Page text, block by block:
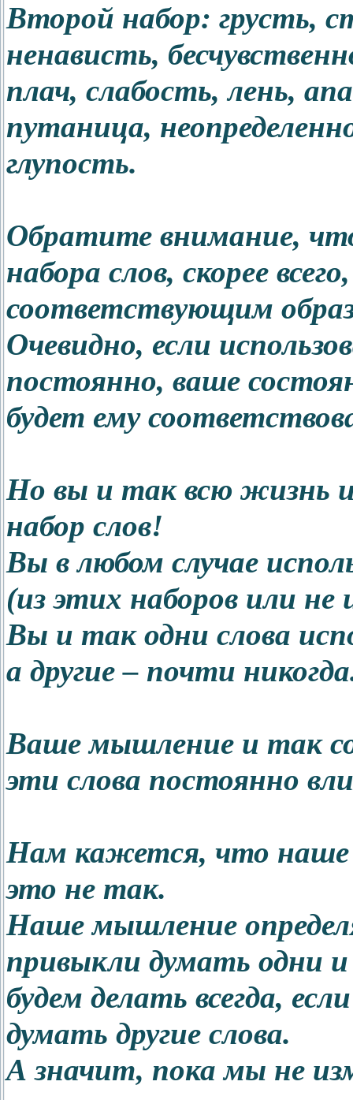
Второй набор: грусть,
ненависть,
плач, слабость, лень,
путаница,
глупость.
Обратите внимание,
набора слов, скорее
соответствующим
Очевидно, если
постоянно, ваше
будет ему
Но вы и так всю жизнь
набор слов!
Вы в любом случае
(из этих наборов или не
Вы и так одни слова
а другие – почти
Ваше мышление и так
эти слова постоянно
Нам кажется, что наше
это не так.
Наше мышление
привыкли думать одни
будем делать всегда,
думать другие слова.
А значит, пока мы не